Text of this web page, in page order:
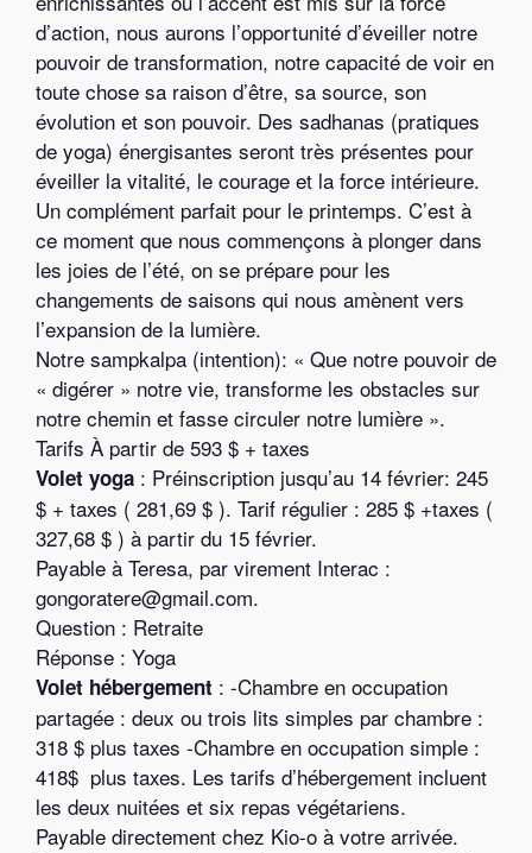
d’action, nous aurons l’opportunité d’éveiller notre
pouvoir de transformation, notre capacité de voir en
toute chose sa raison d’être, sa source, son
évolution et son pouvoir. Des sadhanas (pratiques
de yoga) énergisantes seront très présentes pour
éveiller la vitalité, le courage et la force intérieure.
Un complément parfait pour le printemps. C’est à
ce moment que nous commençons à plonger dans
les joies de l’été, on se prépare pour les
changements de saisons qui nous amènent vers
l’expansion de la lumière.
Notre sampkalpa (intention): « Que notre pouvoir de
« digérer » notre vie, transforme les obstacles sur
notre chemin et fasse circuler notre lumière ».
Tarifs À partir de 593 $ + taxes
Volet yoga : Préinscription jusqu’au 14 février: 245
$ + taxes ( 281,69 $ ). Tarif régulier : 285 $ +taxes (
327,68 $ ) à partir du 15 février.
Payable à Teresa, par virement Interac :
gongoratere@gmail.com.
Question : Retraite
Réponse : Yoga
Volet hébergement : -Chambre en occupation
partagée : deux ou trois lits simples par chambre :
318 $ plus taxes -Chambre en occupation simple :
418$ plus taxes. Les tarifs d’hébergement incluent
les deux nuitées et six repas végétariens.
Payable directement chez Kio-o à votre arrivée.